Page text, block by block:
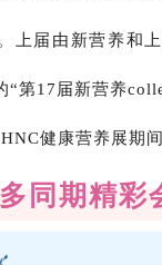
上届由新营养和
“第17届新营养
健康营养展期
同期精彩